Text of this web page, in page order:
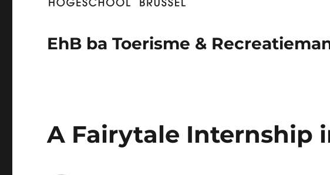
EhB ba Toerisme &
A Fairytale Internship